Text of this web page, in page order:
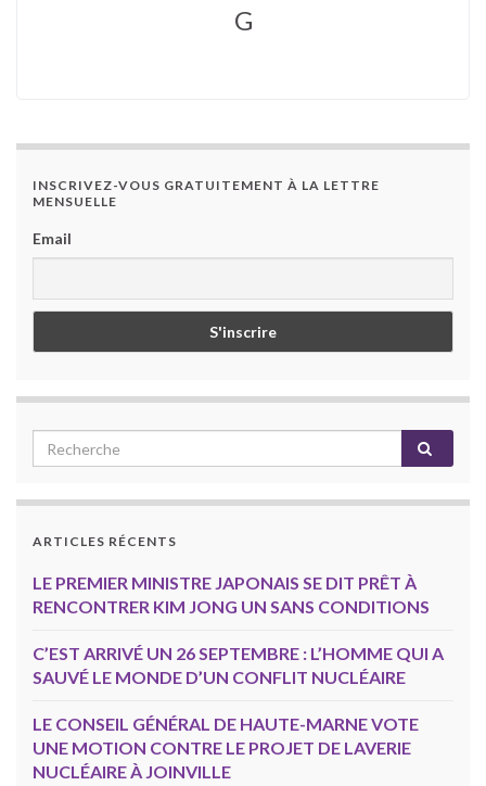
G
INSCRIVEZ-VOUS GRATUITEMENT À LA LETTRE
MENSUELLE
Email
ARTICLES RÉCENTS
LE PREMIER MINISTRE JAPONAIS SE DIT PRÊT À
RENCONTRER KIM JONG UN SANS CONDITIONS
C’EST ARRIVÉ UN 26 SEPTEMBRE : L’HOMME QUI A
SAUVÉ LE MONDE D’UN CONFLIT NUCLÉAIRE
LE CONSEIL GÉNÉRAL DE HAUTE-MARNE VOTE
UNE MOTION CONTRE LE PROJET DE LAVERIE
NUCLÉAIRE À JOINVILLE